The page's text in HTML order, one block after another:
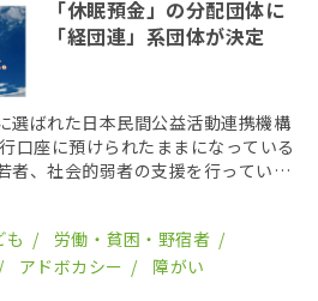
「休眠預金」の分配団体に
「経団連」系団体が決定
選ばれた日本民間公益活動連携機構
口座に預けられたままになっている
者、社会的弱者の支援を行っている
預金法」。政府は１１日、こ […]
も
労働・貧困・野宿者
アドボカシー 障がい